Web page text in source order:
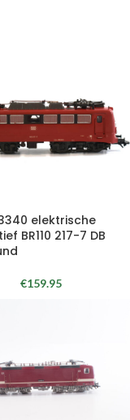
elektrische
BR110 217-7 DB
€159.95